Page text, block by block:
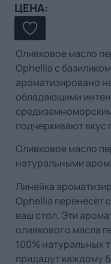
ЦЕНА:
Оливковое масло
Ophellia с
ароматизировано
обладающими
подчеркивают вкус
Оливковое масло
натуральными
Линейка
Ophellia перенесёт
ваш стол. Эти
оливкового масла
100% натуральных
придадут каждому